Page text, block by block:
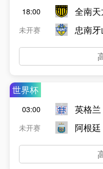
18:00
未开赛
全南
忠南牙
世界杯
03:00
未开赛
英格兰
阿根廷